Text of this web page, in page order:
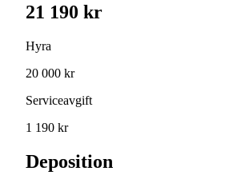
21 190 kr
Hyra
20 000 kr
Serviceavgift
1 190 kr
Deposition